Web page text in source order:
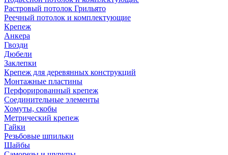
Растровый потолок Грильято
Реечный потолок и комплектующие
Крепеж
Анкера
Гвозди
Дюбели
Заклепки
Крепеж для деревянных конструкций
Монтажные пластины
Перфорированный крепеж
Соединительные элементы
Хомуты, скобы
Метрический крепеж
Гайки
Резьбовые шпильки
Шайбы